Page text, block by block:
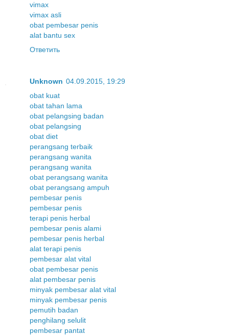
vimax
vimax asli
obat pembesar penis
alat bantu sex
Ответить
Unknown 04.09.2015, 19:29
obat kuat
obat tahan lama
obat pelangsing badan
obat pelangsing
obat diet
perangsang terbaik
perangsang wanita
perangsang wanita
obat perangsang wanita
obat perangsang ampuh
pembesar penis
pembesar penis
terapi penis herbal
pembesar penis alami
pembesar penis herbal
alat terapi penis
pembesar alat vital
obat pembesar penis
alat pembesar penis
minyak pembesar alat vital
minyak pembesar penis
pemutih badan
penghilang selulit
pembesar pantat